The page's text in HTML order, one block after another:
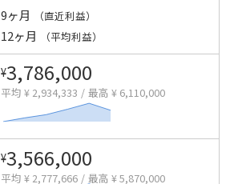
9ヶ月 （直近利益）
12ヶ月 （平均利益）
¥3,786,000
平均 ¥ 2,934,333 / 最高 ¥ 6,110,000
¥3,566,000
平均 ¥ 2,777,666 / 最高 ¥ 5,870,000